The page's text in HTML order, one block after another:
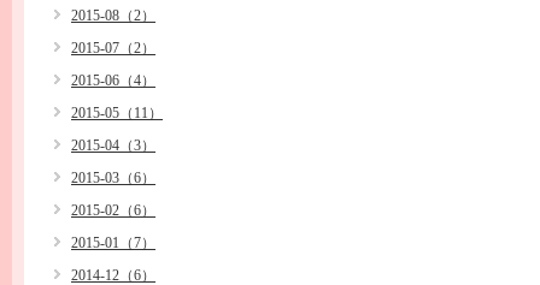
2015-08（2）
2015-07（2）
2015-06（4）
2015-05（11）
2015-04（3）
2015-03（6）
2015-02（6）
2015-01（7）
2014-12（6）